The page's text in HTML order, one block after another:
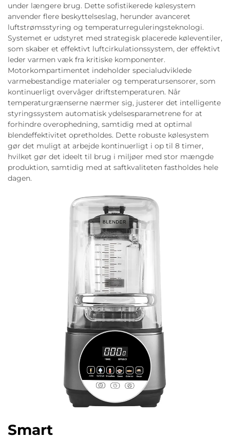
under længere brug. Dette sofistikerede kølesystem
anvender flere beskyttelseslag, herunder avanceret
luftstrømsstyring og temperaturreguleringsteknologi.
Systemet er udstyret med strategisk placerede køleventiler,
som skaber et effektivt luftcirkulationssystem, der effektivt
leder varmen væk fra kritiske komponenter.
Motorkompartimentet indeholder specialudviklede
varmebestandige materialer og temperatursensorer, som
kontinuerligt overvåger driftstemperaturen. Når
temperaturgrænserne nærmer sig, justerer det intelligente
styringssystem automatisk ydelsesparametrene for at
forhindre overophedning, samtidig med at optimal
blendeffektivitet opretholdes. Dette robuste kølesystem
gør det muligt at arbejde kontinuerligt i op til 8 timer,
hvilket gør det ideelt til brug i miljøer med stor mængde
produktion, samtidig med at saftkvaliteten fastholdes hele
dagen.
Smart